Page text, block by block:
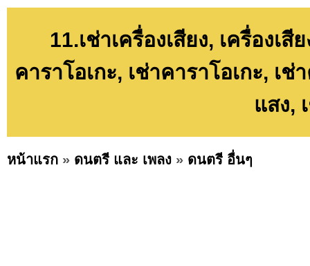
11.เช่าเครื่องเสียง, เครื่องเ
คาราโอเกะ, เช่าคาราโอเกะ, เ
แสง,
หน้าแรก » ดนตรี และ เพลง » ดนตรี อื่นๆ